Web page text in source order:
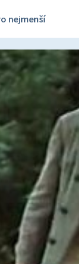
nejmenší